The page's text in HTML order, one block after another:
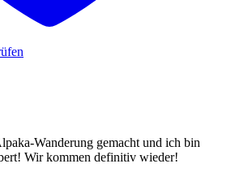
Wanderung gemacht und ich bin
Wir kommen definitiv wieder!